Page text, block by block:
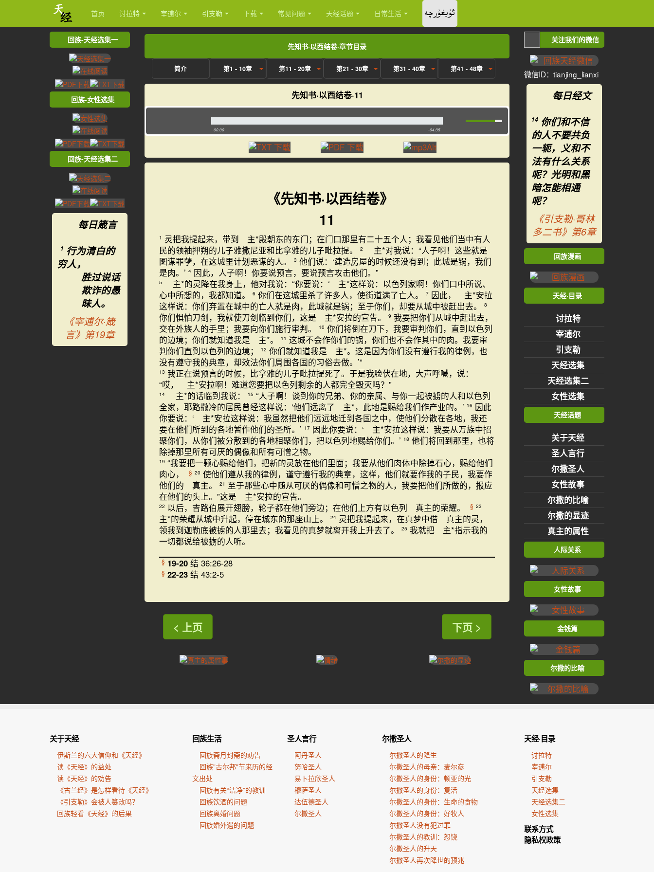
首页 讨拉特 宰逋尔 引支勒 下载 常见问题 天经话题 日常生活 ئۇيغۇرچە
先知书·以西结卷·章节目录
简介 第1 - 10章 第11 - 20章 第21 - 30章 第31 - 40章 第41 - 48章
先知书·以西结卷·11
00:00 -04:35
《先知书·以西结卷》
11
1 灵把我提起来，带到 主*殿朝东的东门；在门口那里有二十五个人；我看见他们当中有人
民的领袖押朔的儿子雅撒尼亚和比拿雅的儿子毗拉提。
2
主*对我说：“人子啊！这些就是
图谋罪孽，在这城里计划恶谋的人。
3 他们说：‘建造房屋的时候还没有到；此城是锅，我们
是肉。’ 4 因此，人子啊！你要说预言，要说预言攻击他们。”
5
主*的灵降在我身上，他对我说：“你要说：‘ 主*这样说：以色列家啊！你们口中所说、
心中所想的，我都知道。
6 你们在这城里杀了许多人，使街道满了亡人。 7 因此， 主*安拉
这样说：你们弃置在城中的亡人就是肉，此城就是锅；至于你们，却要从城中被赶出去。
8
你们惧怕刀剑，我就使刀剑临到你们，这是 主*安拉的宣告。 9 我要把你们从城中赶出去，
交在外族人的手里；我要向你们施行审判。
10 你们将倒在刀下，我要审判你们，直到以色列
的边境；你们就知道我是 主*。
11 这城不会作你们的锅，你们也不会作其中的肉。我要审
判你们直到以色列的边境；
12 你们就知道我是 主*。这是因为你们没有遵行我的律例，也
没有遵守我的典章，却效法你们周围各国的习俗去做。’”
13 我正在说预言的时候，比拿雅的儿子毗拉提死了。于是我脸伏在地，大声呼喊，说：
“哎， 主*安拉啊！难道您要把以色列剩余的人都完全毁灭吗？”
14 主*的话临到我说： 15 “人子啊！谈到你的兄弟、你的亲属、与你一起被掳的人和以色列
全家，耶路撒冷的居民曾经这样说：‘他们远离了 主*，此地是赐给我们作产业的。’ 16 因此
你要说：‘ 主*安拉这样说：我虽然把他们远远地迁到各国之中，使他们分散在各地，我还
要在他们所到的各地暂作他们的圣所。’ 17 因此你要说：‘ 主*安拉这样说：我要从万族中招
聚你们，从你们被分散到的各地相聚你们，把以色列地赐给你们。’ 18 他们将回到那里，也将
除掉那里所有可厌的偶像和所有可憎之物。
19 “我要把一颗心赐给他们，把新的灵放在他们里面；我要从他们肉体中除掉石心，赐给他们
肉心，
§ 20 使他们遵从我的律例，谨守遵行我的典章，这样，他们就要作我的子民，我要作
他们的 真主。
21 至于那些心中随从可厌的偶像和可憎之物的人，我要把他们所做的，报应
在他们的头上。”这是 主*安拉的宣告。
22 以后，吉路伯展开翅膀，轮子都在他们旁边；在他们上方有以色列 真主的荣耀。 § 23
主*的荣耀从城中升起，停在城东的那座山上。 24 灵把我提起来，在真梦中借 真主的灵，
领我到迦勒底被掳的人那里去；我看见的真梦就离开我上升去了。
25 我就把 主*指示我的
一切都说给被掳的人听。
§ 19-20 结 36:26-28
§ 22-23 结 43:2-5
< 上页 下页 >
回族-天经选集一
回族-女性选集
回族-天经选集二
每日箴言
1 行为清白的
穷人，
胜过说话
欺诈的愚
昧人。
《宰逋尔·箴
言》第19章
关注我们的微信
微信ID：tianjing_lianxi
每日经文
14 你们和不信
的人不要共负
一轭，义和不
法有什么关系
呢？光明和黑
暗怎能相通
呢？
《引支勒·哥林
多二书》第6章
回族漫画
天经·目录
讨拉特
宰逋尔
引支勒
天经选集
天经选集二
女性选集
天经话题
关于天经
圣人言行
尔撒圣人
女性故事
尔撒的比喻
尔撒的显迹
真主的属性
人际关系
女性故事
金钱篇
尔撒的比喻
关于天经
伊斯兰的六大信仰和《天经》
读《天经》的益处
读《天经》的劝告
《古兰经》是怎样看待《天经》
《引支勒》会被人篡改吗？
回族轻看《天经》的后果
回族生活
回族斋月封斋的劝告
回族"古尔邦"节来历的经
文出处
回族有关“洁净”的教训
回族饮酒的问题
回族离婚问题
回族婚外遇的问题
圣人言行
阿丹圣人
努哈圣人
易卜拉欣圣人
穆萨圣人
达伍德圣人
尔撒圣人
尔撒圣人
尔撒圣人的降生
尔撒圣人的母亲：麦尔彦
尔撒圣人的身份：顿亚的光
尔撒圣人的身份：复活
尔撒圣人的身份：生命的食物
尔撒圣人的身份：好牧人
尔撒圣人没有犯过罪
尔撒圣人的教训：恕饶
尔撒圣人的升天
尔撒圣人再次降世的预兆
天经·目录
讨拉特
宰逋尔
引支勒
天经选集
天经选集二
女性选集
联系方式
隐私权政策